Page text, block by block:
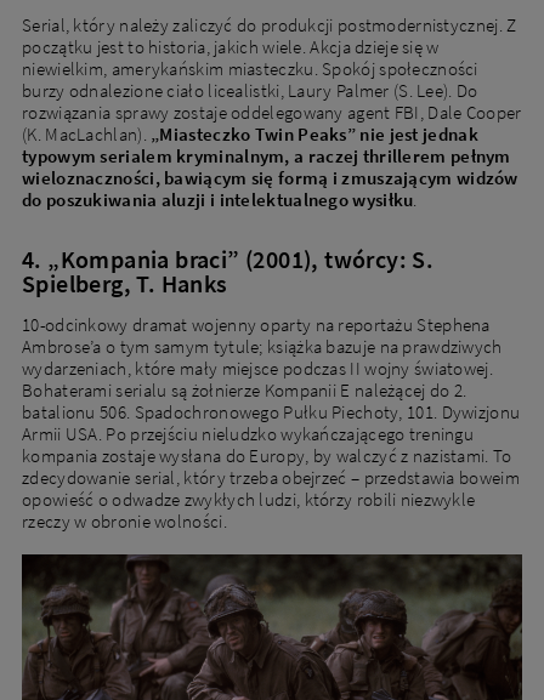
Serial, który należy zaliczyć do produkcji postmodernistycznej. Z
początku jest to historia, jakich wiele. Akcja dzieje się w
niewielkim, amerykańskim miasteczku. Spokój społeczności
burzy odnalezione ciało licealistki, Laury Palmer (S. Lee). Do
rozwiązania sprawy zostaje oddelegowany agent FBI, Dale Cooper
(K. MacLachlan). „Miasteczko Twin Peaks” nie jest jednak
typowym serialem kryminalnym, a raczej thrillerem pełnym
wieloznaczności, bawiącym się formą i zmuszającym widzów
do poszukiwania aluzji i intelektualnego wysiłku
4. „Kompania braci” (2001), twórcy: S.
Spielberg, T. Hanks
10-odcinkowy dramat wojenny oparty na reportażu Stephena
Ambrose’a o tym samym tytule; książka bazuje na prawdziwych
wydarzeniach, które mały miejsce podczas II wojny światowej.
Bohaterami serialu są żołnierze Kompanii E należącej do 2.
batalionu 506. Spadochronowego Pułku Piechoty, 101. Dywizjonu
Armii USA. Po przejściu nieludzko wykańczającego treningu
kompania zostaje wysłana do Europy, by walczyć z nazistami. To
zdecydowanie serial, który trzeba obejrzeć – przedstawia boweim
opowieść o odwadze zwykłych ludzi, którzy robili niezwykle
rzeczy w obronie wolności.